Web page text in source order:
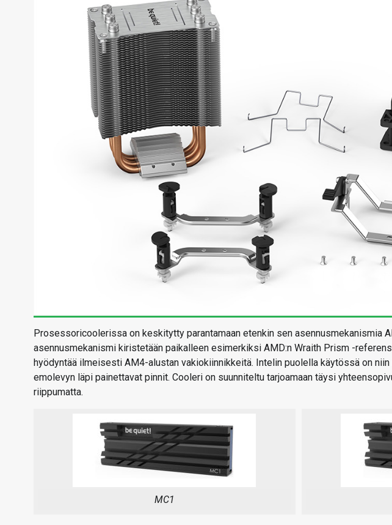
Prosessoricoolerissa on keskitytty parantamaan etenkin sen asennusmekanismia
asennusmekanismi kiristetään paikalleen esimerkiksi AMD:n Wraith Prism -
hyödyntää ilmeisesti AM4-alustan vakiokiinnikkeitä. Intelin puolella käytössä on
emolevyn läpi painettavat pinnit. Cooleri on suunniteltu tarjoamaan täysi
riippumatta.
MC1